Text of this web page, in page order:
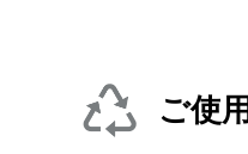
ご使